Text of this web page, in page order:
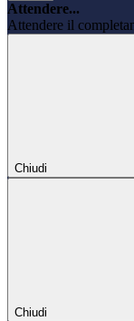
Attendere...
Attendere il
Chiudi
Chiudi